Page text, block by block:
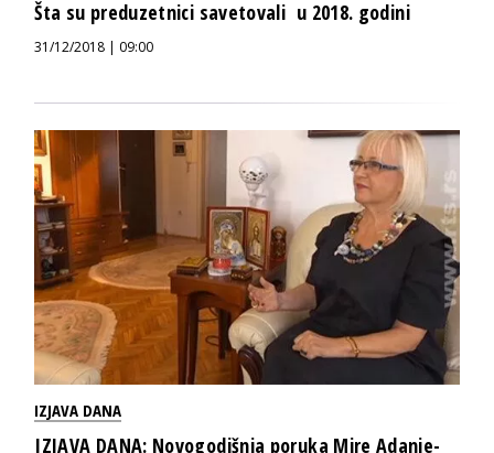
Šta su preduzetnici savetovali u 2018. godini
31/12/2018 | 09:00
IZJAVA DANA
IZJAVA DANA: Novogodišnja poruka Mire Adanje-